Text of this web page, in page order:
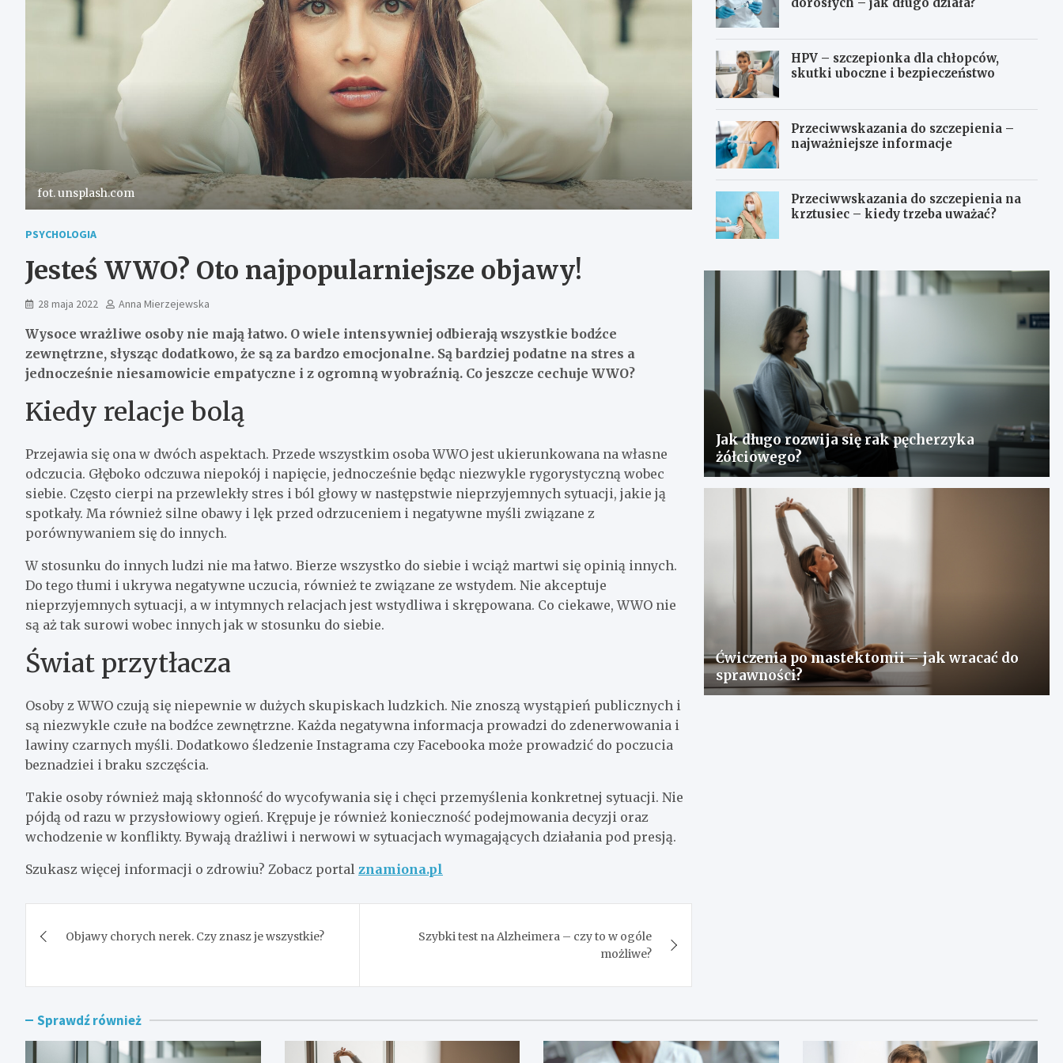
fot. unsplash.com
PSYCHOLOGIA
Jesteś WWO? Oto najpopularniejsze objawy!
28 maja 2022 Anna Mierzejewska
Wysoce wrażliwe osoby nie mają łatwo. O wiele intensywniej odbierają wszystkie bodźce
zewnętrzne, słysząc dodatkowo, że są za bardzo emocjonalne. Są bardziej podatne na stres a
jednocześnie niesamowicie empatyczne i z ogromną wyobraźnią. Co jeszcze cechuje WWO?
Kiedy relacje bolą
Przejawia się ona w dwóch aspektach. Przede wszystkim osoba WWO jest ukierunkowana na własne
odczucia. Głęboko odczuwa niepokój i napięcie, jednocześnie będąc niezwykle rygorystyczną wobec
siebie. Często cierpi na przewlekły stres i ból głowy w następstwie nieprzyjemnych sytuacji, jakie ją
spotkały. Ma również silne obawy i lęk przed odrzuceniem i negatywne myśli związane z
porównywaniem się do innych.
W stosunku do innych ludzi nie ma łatwo. Bierze wszystko do siebie i wciąż martwi się opinią innych.
Do tego tłumi i ukrywa negatywne uczucia, również te związane ze wstydem. Nie akceptuje
nieprzyjemnych sytuacji, a w intymnych relacjach jest wstydliwa i skrępowana. Co ciekawe, WWO nie
są aż tak surowi wobec innych jak w stosunku do siebie.
Świat przytłacza
Osoby z WWO czują się niepewnie w dużych skupiskach ludzkich. Nie znoszą wystąpień publicznych i
są niezwykle czułe na bodźce zewnętrzne. Każda negatywna informacja prowadzi do zdenerwowania i
lawiny czarnych myśli. Dodatkowo śledzenie Instagrama czy Facebooka może prowadzić do poczucia
beznadziei i braku szczęścia.
Takie osoby również mają skłonność do wycofywania się i chęci przemyślenia konkretnej sytuacji. Nie
pójdą od razu w przysłowiowy ogień. Krępuje je również konieczność podejmowania decyzji oraz
wchodzenie w konflikty. Bywają drażliwi i nerwowi w sytuacjach wymagających działania pod presją.
Szukasz więcej informacji o zdrowiu? Zobacz portal znamiona.pl
wpisu
Objawy chorych nerek. Czy znasz je wszystkie?
Szybki test na Alzheimera – czy to w ogóle
możliwe?
HPV – szczepionka dla chłopców,
skutki uboczne i bezpieczeństwo
Przeciwwskazania do szczepienia –
najważniejsze informacje
Przeciwwskazania do szczepienia na
krztusiec – kiedy trzeba uważać?
Jak długo rozwija się rak pęcherzyka
żółciowego?
Ćwiczenia po mastektomii – jak wracać do
sprawności?
Sprawdź również